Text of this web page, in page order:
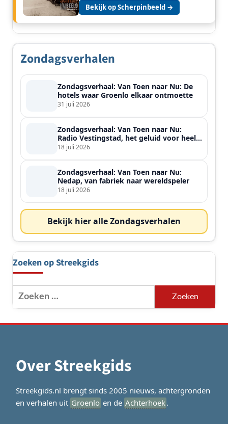
Bekijk op Scherpinbeeld →
Zondagsverhalen
Zondagsverhaal: Van Toen naar Nu: De
hotels waar Groenlo elkaar ontmoette
31 juli 2026
Zondagsverhaal: Van Toen naar Nu:
Radio Vestingstad, het geluid voor heel
de streek
18 juli 2026
Zondagsverhaal: Van Toen naar Nu:
Nedap, van fabriek naar wereldspeler
18 juli 2026
Bekijk hier alle Zondagsverhalen
Zoeken op Streekgids
Zoeken
naar:
Over Streekgids
Streekgids.nl brengt sinds 2005 nieuws, achtergronden
en verhalen uit Groenlo en de Achterhoek.